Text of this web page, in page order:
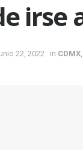
22, 2022 in CDMX